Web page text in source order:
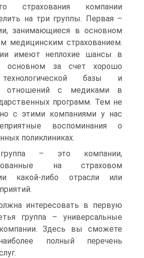
страхования компании
на три группы. Первая –
занимающиеся в основном
медицинским страхованием.
имеют неплохие шансы в
основном за счет хорошо
базы и
отношений с медиками в
программ. Тем не
с этими компаниями у нас
воспоминания о
поликлиниках.
– это компании,
на страховом
какой-либо отрасли или
интересовать в первую
группа – универсальные
Здесь вы сможете
полный перечень